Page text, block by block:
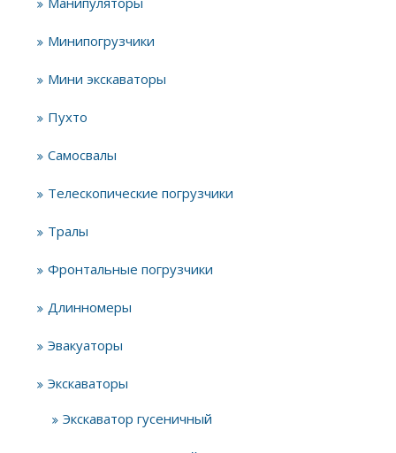
Минипогрузчики
Мини экскаваторы
Пухто
Самосвалы
Телескопические погрузчики
Тралы
Фронтальные погрузчики
Длинномеры
Эвакуаторы
Экскаваторы
Экскаватор гусеничный